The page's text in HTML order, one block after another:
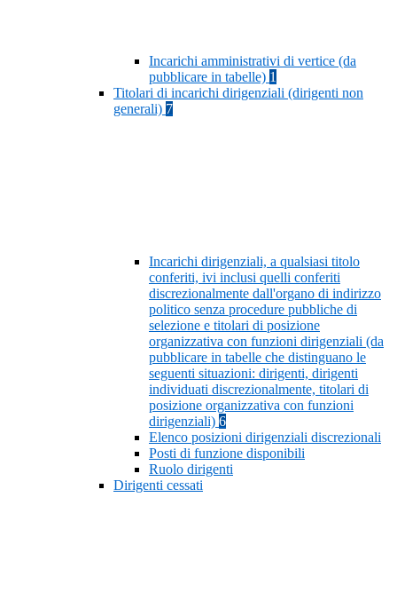
Incarichi amministrativi di vertice (da
pubblicare in tabelle) 1
Titolari di incarichi dirigenziali (dirigenti non
generali) 7
Incarichi dirigenziali, a qualsiasi titolo
conferiti, ivi inclusi quelli conferiti
discrezionalmente dall'organo di indirizzo
politico senza procedure pubbliche di
selezione e titolari di posizione
organizzativa con funzioni dirigenziali (da
pubblicare in tabelle che distinguano le
seguenti situazioni: dirigenti, dirigenti
individuati discrezionalmente, titolari di
posizione organizzativa con funzioni
dirigenziali) 6
Elenco posizioni dirigenziali discrezionali
Posti di funzione disponibili
Ruolo dirigenti
Dirigenti cessati